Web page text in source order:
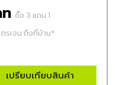
ท ซื้อ 3 แถม 1
รเจน ถึงที่บ้าน*
เปรียบเทียบสินค้า